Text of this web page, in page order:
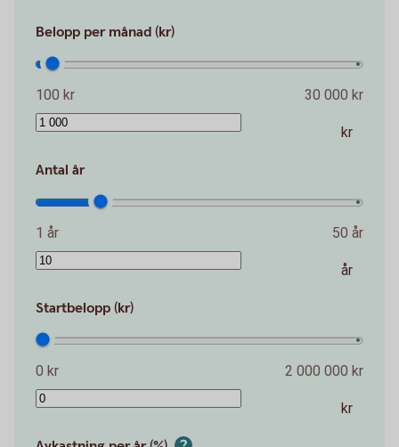
Belopp per månad (kr)
100 kr 30 000 kr
kr
Antal år
1 år 50 år
år
Startbelopp (kr)
0 kr 2 000 000 kr
kr